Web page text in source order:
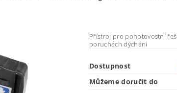
Přístroj pro pohotovostní
poruchách dýchání
Dostupnost
Můžeme doručit do